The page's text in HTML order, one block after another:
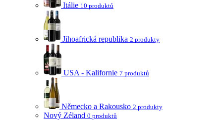
Itálie 10 produktů
Jihoafrická republika 2 produkty
USA - Kalifornie 7 produktů
Německo a Rakousko 2 produkty
Nový Zéland 0 produktů